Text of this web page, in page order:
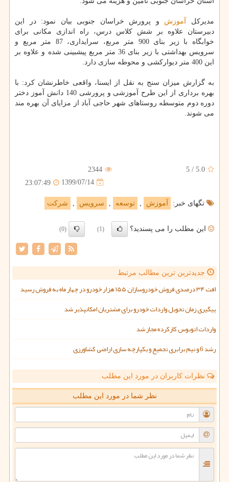
مدیرکل آموزش و پرورش خراسان جنوبی بیان نمود: در این
دبیرستان علاوه بر شش کلاس درس، راه اندازی مکانی برای
خوابگاه با زیر بنای 900 متر مربع، سرایداری، 87 متر مربع و
سرویس بهداشتی با زیر بنای 36 متر مربع پیشبینی شده و علاوه بر
این 400 متر دیوارکشی و محوطه سازی دارد.
به گزارش میزان سنج به نقل از ایسنا، واقعی خاطرنشان کرد: با
بهره برداری از این طرح آموزشی و پرورشی 140 دانش آموز دختر
دوره دوم متوسطه روستاهای شهر حاجی آباد از مزایای آن بهره مند
می شوند.
5.0
/
5
2344
1399/07/14
23:07:49
تگهای خبر: آموزش , توسعه , سرویس , شركت
این مطلب را می پسندید؟ (1)
(0)
جدیدترین ترین مطالب مرتبط
افت ۳۴ درصدی فروش خودروسازان ۱۵۵ هزار خودرو در چهار ماه به فروش رسید
پیگیری زمان تحویل واردات خودرو برای مشتریان امکانپذیر شد
واردات اتوبوس کارکرده مجاز شد
رشد 6 و نیم برابری تجمیع و یکپارچه سازی اراضی کشاورزی
نظرات کاربران در مورد این مطلب
نظر شما در مورد این مطلب